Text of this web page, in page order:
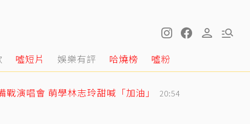
噓短片 娛樂有評 哈燒榜 噓粉
戰演唱會 萌學林志玲甜喊「加油」 20:54